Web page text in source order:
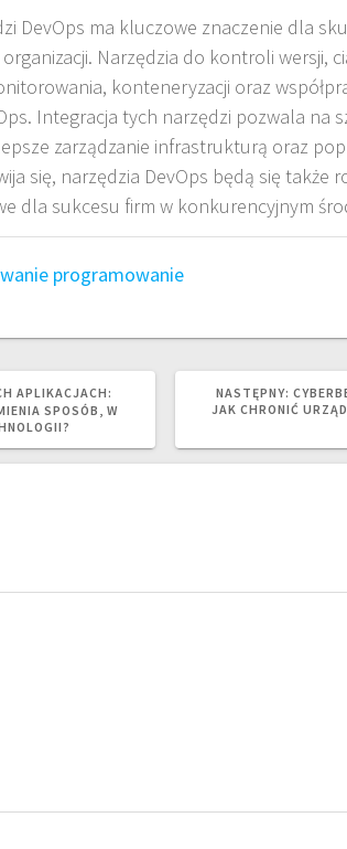
DevOps ma kluczowe znaczenie dla
Narzędzia do kontroli wersji,
konteneryzacji oraz
Integracja tych narzędzi pozwala na
zarządzanie infrastrukturą oraz
się, narzędzia DevOps będą się także
dla sukcesu firm w konkurencyjnym
programowanie
APLIKACJACH:
SPOSÓB, W
NASTĘPNY:
WPIS:
JAK CHRONIĆ